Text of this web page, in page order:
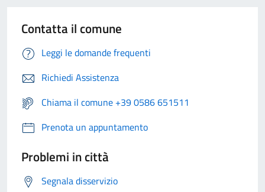
Contatta il comune
Leggi le domande frequenti
Richiedi Assistenza
Chiama il comune +39 0586 651511
Prenota un appuntamento
Problemi in città
Segnala disservizio